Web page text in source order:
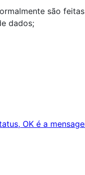
são feitas
dados;